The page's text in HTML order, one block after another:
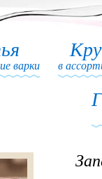
варки в